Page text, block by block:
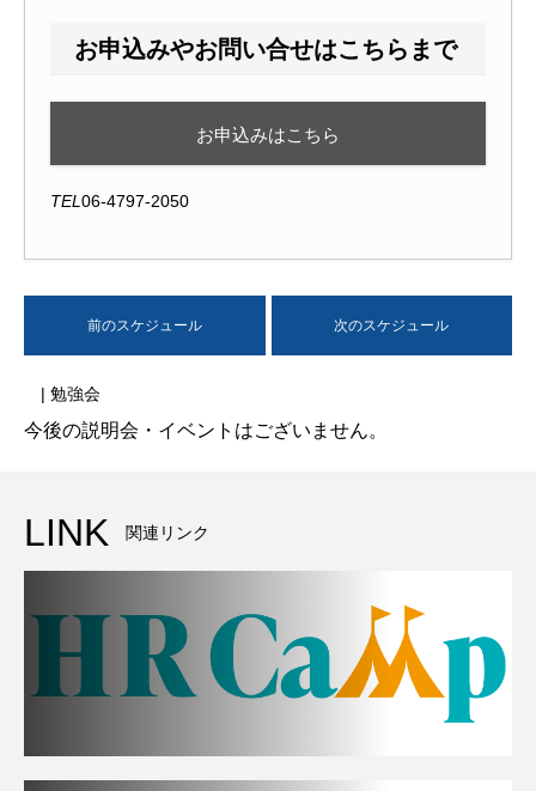
お申込みやお問い合せはこちらまで
お申込みはこちら
TEL06-4797-2050
前のスケジュール 次のスケジュール
| 勉強会
今後の説明会・イベントはございません。
LINK 関連リンク